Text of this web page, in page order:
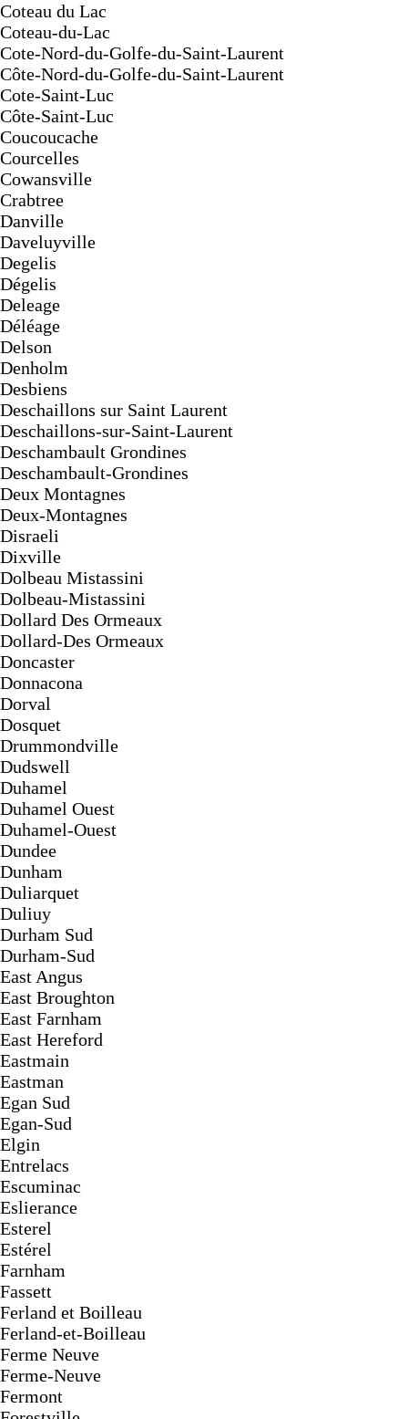
Coteau du Lac
Coteau-du-Lac
Cote-Nord-du-Golfe-du-Saint-Laurent
Côte-Nord-du-Golfe-du-Saint-Laurent
Cote-Saint-Luc
Côte-Saint-Luc
Coucoucache
Courcelles
Cowansville
Crabtree
Danville
Daveluyville
Degelis
Dégelis
Deleage
Déléage
Delson
Denholm
Desbiens
Deschaillons sur Saint Laurent
Deschaillons-sur-Saint-Laurent
Deschambault Grondines
Deschambault-Grondines
Deux Montagnes
Deux-Montagnes
Disraeli
Dixville
Dolbeau Mistassini
Dolbeau-Mistassini
Dollard Des Ormeaux
Dollard-Des Ormeaux
Doncaster
Donnacona
Dorval
Dosquet
Drummondville
Dudswell
Duhamel
Duhamel Ouest
Duhamel-Ouest
Dundee
Dunham
Duliarquet
Duliuy
Durham Sud
Durham-Sud
East Angus
East Broughton
East Farnham
East Hereford
Eastmain
Eastman
Egan Sud
Egan-Sud
Elgin
Entrelacs
Escuminac
Eslierance
Esterel
Estérel
Farnham
Fassett
Ferland et Boilleau
Ferland-et-Boilleau
Ferme Neuve
Ferme-Neuve
Fermont